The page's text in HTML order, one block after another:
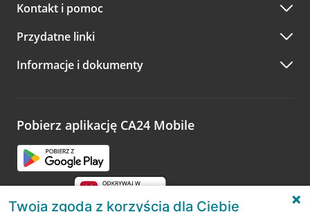
Kontakt i pomoc
Przydatne linki
Informacje i dokumenty
Pobierz aplikację CA24 Mobile
Twoja zgoda z korzyścią dla Ciebie